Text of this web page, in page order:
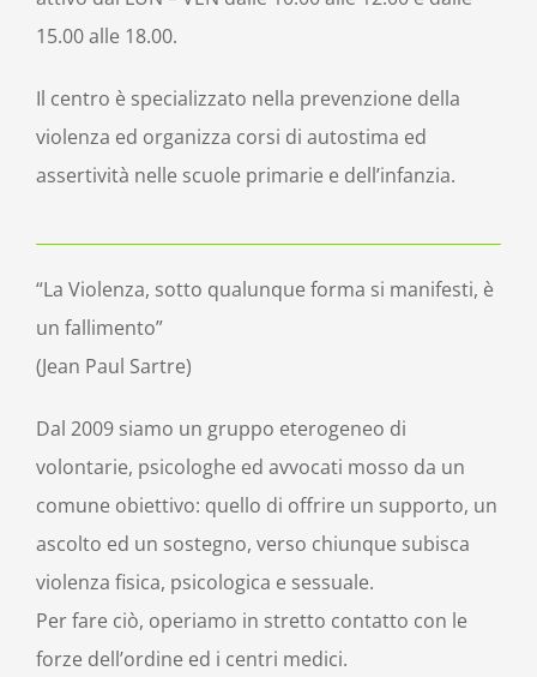
15.00 alle 18.00.
Il centro è specializzato nella prevenzione della
violenza ed organizza corsi di autostima ed
assertività nelle scuole primarie e dell’infanzia.
“La Violenza, sotto qualunque forma si manifesti, è
un fallimento”
(Jean Paul Sartre)
Dal 2009 siamo un gruppo eterogeneo di
volontarie, psicologhe ed avvocati mosso da un
comune obiettivo: quello di offrire un supporto, un
ascolto ed un sostegno, verso chiunque subisca
violenza fisica, psicologica e sessuale.
Per fare ciò, operiamo in stretto contatto con le
forze dell’ordine ed i centri medici.